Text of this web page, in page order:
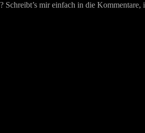
mir einfach in die